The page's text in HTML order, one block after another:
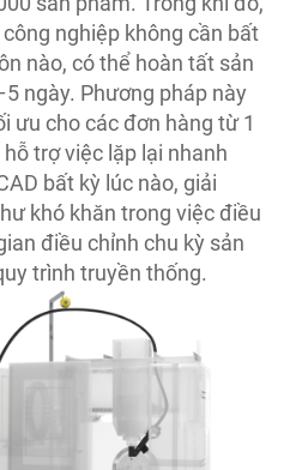
nghiệp không cần bất
nào, có thể hoàn tất sản
ngày. Phương pháp này
ưu cho các đơn hàng từ 1
trợ việc lặp lại nhanh
bất kỳ lúc nào, giải
khó khăn trong việc điều
điều chỉnh chu kỳ sản
trình truyền thống.